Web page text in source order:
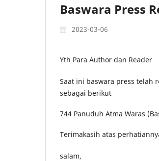
Baswara Press
2023-03-06
Yth Para Author dan Reader
Saat ini baswara press telah
sebagai berikut
744 Panuduh Atma Waras
Terimakasih atas
salam,